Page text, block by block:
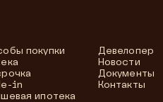
покупки
in
ипотека
Девелопер
Новости
Документы
Контакты